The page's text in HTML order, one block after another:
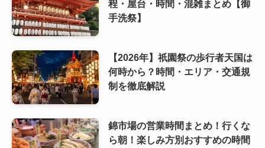
程・屋台・時間・混雑まとめ【御
手洗祭】
【2026年】祇園祭の歩行者天国は
何時から？時間・エリア・交通規
制を徹底解説
錦市場の営業時間まとめ！行くな
ら朝！楽しみ方別おすすめの時間